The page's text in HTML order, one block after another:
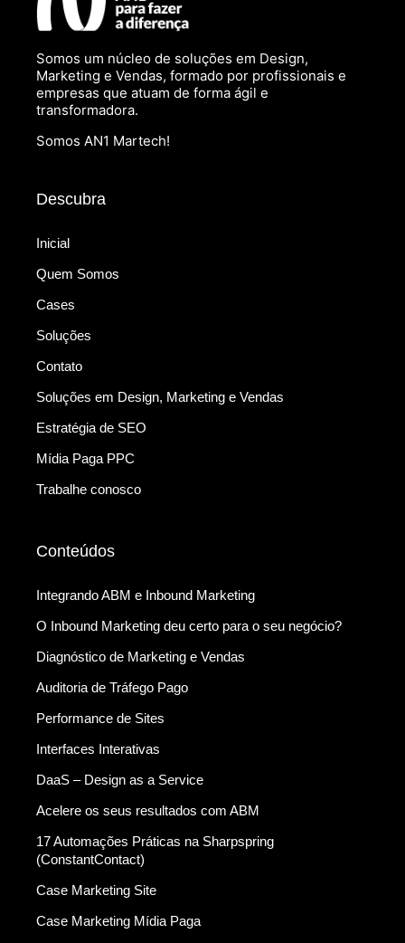
Somos um núcleo de soluções em Design,
Marketing e Vendas, formado por profissionais e
empresas que atuam de forma ágil e
transformadora.
Somos AN1 Martech!
Descubra
Inicial
Quem Somos
Cases
Soluções
Contato
Soluções em Design, Marketing e Vendas
Estratégia de SEO
Mídia Paga PPC
Trabalhe conosco
Conteúdos
Integrando ABM e Inbound Marketing
O Inbound Marketing deu certo para o seu negócio?
Diagnóstico de Marketing e Vendas
Auditoria de Tráfego Pago
Performance de Sites
Interfaces Interativas
DaaS – Design as a Service
Acelere os seus resultados com ABM
17 Automações Práticas na Sharpspring
(ConstantContact)
Case Marketing Site
Case Marketing Mídia Paga